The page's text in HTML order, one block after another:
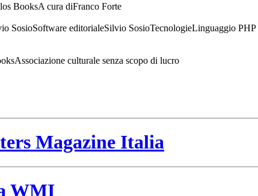
BooksA cura diFranco Forte
SosioSoftware editorialeSilvio SosioTecnologieLinguaggio PHP
culturale senza scopo di lucro
Magazine Italia
WMI